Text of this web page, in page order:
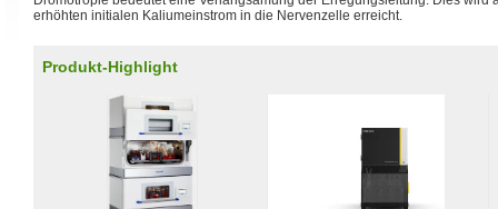
erhöhten initialen Kaliumeinstrom in die Nervenzelle erreicht.
Produkt-Highlight